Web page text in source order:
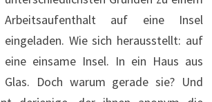
Arbeitsaufenthalt auf eine Insel
eingeladen. Wie sich herausstellt: auf
eine einsame Insel. In ein Haus aus
Glas. Doch warum gerade sie? Und